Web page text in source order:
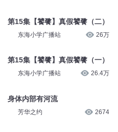
第15集【饕餮】真假饕餮（二）
东海小学广播站 26万
第15集【饕餮】真假饕餮（一）
东海小学广播站 26.4万
身体内部有河流
芳华之约 2674